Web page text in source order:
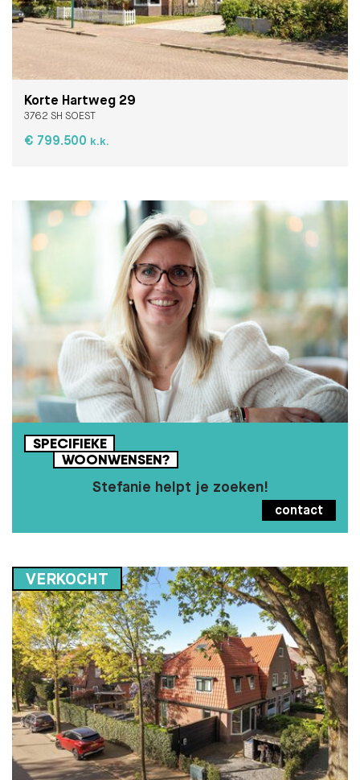
Korte Hartweg 29
3762 SH SOEST
€ 799.500 k.k.
SPECIFIEKE
WOONWENSEN?
Stefanie helpt je zoeken!
contact
VERKOCHT